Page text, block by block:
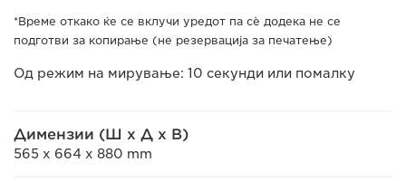
*Време откако ќе се вклучи уредот па сè додека не се
подготви за копирање (не резервација за печатење)
Од режим на мирување: 10 секунди или помалку
Димензии (Ш x Д x В)
565 x 664 x 880 mm